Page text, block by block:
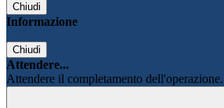
Chiudi
Informazione
Chiudi
Attendere...
Attendere il completamento